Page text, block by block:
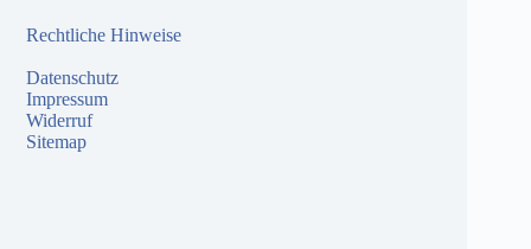
Rechtliche Hinweise
Datenschutz
Impressum
Widerruf
Sitemap